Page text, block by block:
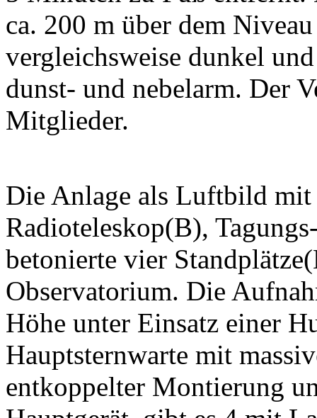
ca. 200 m über dem
vergleichsweise dunkel
dunst- und nebelarm. Der
Mitglieder.
Die Anlage als Luftbild
Radioteleskop(B),
betonierte vier
Observatorium. Die
Höhe unter Einsatz einer
Hauptsternwarte mit
entkoppelter Montierung